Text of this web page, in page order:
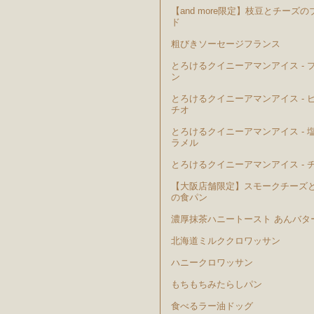
【and more限定】枝豆とチーズの
ド
粗びきソーセージフランス
とろけるクイニーアマンアイス -
ン
とろけるクイニーアマンアイス -
チオ
とろけるクイニーアマンアイス -
ラメル
とろけるクイニーアマンアイス -
【大阪店舗限定】スモークチーズ
の食パン
濃厚抹茶ハニートースト あんバタ
北海道ミルククロワッサン
ハニークロワッサン
もちもちみたらしパン
食べるラー油ドッグ